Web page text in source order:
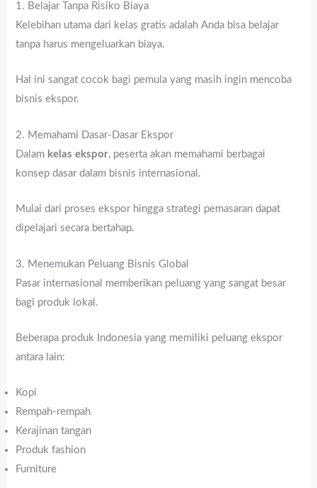
1. Belajar Tanpa Risiko Biaya
Kelebihan utama dari kelas gratis adalah Anda bisa belajar
tanpa harus mengeluarkan biaya.
Hal ini sangat cocok bagi pemula yang masih ingin mencoba
bisnis ekspor.
2. Memahami Dasar-Dasar Ekspor
Dalam kelas ekspor, peserta akan memahami berbagai
konsep dasar dalam bisnis internasional.
Mulai dari proses ekspor hingga strategi pemasaran dapat
dipelajari secara bertahap.
3. Menemukan Peluang Bisnis Global
Pasar internasional memberikan peluang yang sangat besar
bagi produk lokal.
Beberapa produk Indonesia yang memiliki peluang ekspor
antara lain:
Kopi
Rempah-rempah
Kerajinan tangan
Produk fashion
Furniture